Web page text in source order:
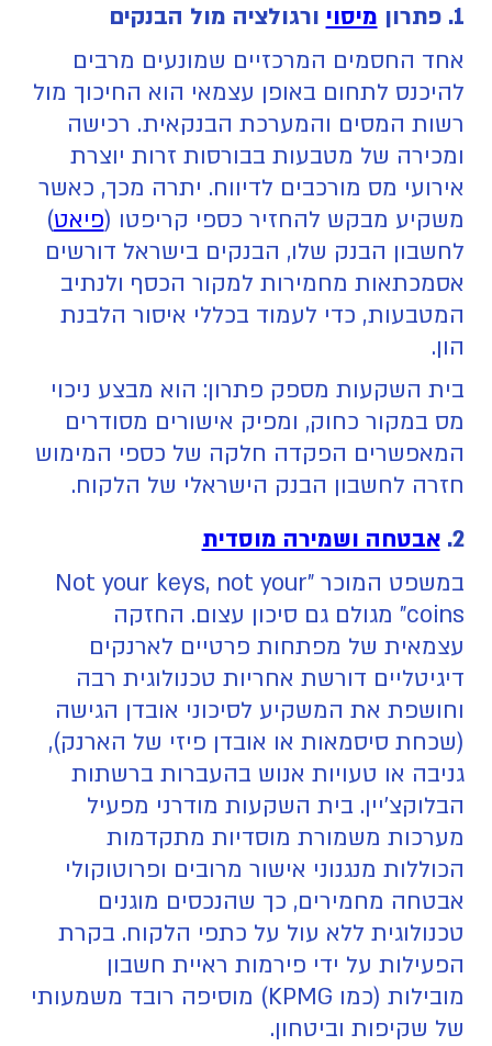
1. פתרון
מיסוי ורגולציה מול הבנקים
אחד החסמים המרכזיים שמונעים מרבים
להיכנס לתחום באופן עצמאי הוא החיכוך מול
רשות המסים והמערכת הבנקאית. רכישה
ומכירה של מטבעות בבורסות זרות יוצרת
אירועי מס מורכבים לדיווח. יתרה מכך, כאשר
משקיע מבקש להחזיר כספי קריפטו (פיאט)
לחשבון הבנק שלו, הבנקים בישראל דורשים
אסמכתאות מחמירות למקור הכסף ולנתיב
המטבעות, כדי לעמוד בכללי איסור הלבנת
הון.
בית השקעות מספק פתרון: הוא מבצע ניכוי
מס במקור כחוק, ומפיק אישורים מסודרים
המאפשרים הפקדה חלקה של כספי המימוש
חזרה לחשבון הבנק הישראלי של הלקוח.
2. אבטחה ושמירה מוסדית
במשפט המוכר "Not your keys, not your
coins" מגולם גם סיכון עצום. החזקה
עצמאית של מפתחות פרטיים לארנקים
דיגיטליים דורשת אחריות טכנולוגית רבה
וחושפת את המשקיע לסיכוני אובדן הגישה
(שכחת סיסמאות או אובדן פיזי של הארנק),
גניבה או טעויות אנוש בהעברות ברשתות
הבלוקצ'יין. בית השקעות מודרני מפעיל
מערכות משמורת מוסדיות מתקדמות
הכוללות מנגנוני אישור מרובים ופרוטוקולי
אבטחה מחמירים, כך שהנכסים מוגנים
טכנולוגית ללא עול על כתפי הלקוח. בקרת
הפעילות על ידי פירמות ראיית חשבון
מובילות (כמו KPMG) מוסיפה רובד משמעותי
של שקיפות וביטחון.